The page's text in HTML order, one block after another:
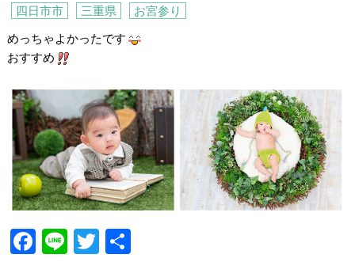
四日市市 三重県 お宮参り
めっちゃよかったです
おすすめ
F
Li
T